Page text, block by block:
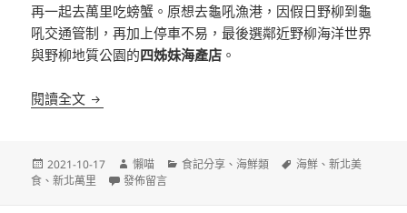
再一起去萬里吃螃蟹。原想去龜吼漁港，因假日野柳到龜
吼交通管制，再加上停車不易，最後選鄰近野柳海洋世界
與野柳地質公園的四姊妹海產店 。
閱讀全文 [新北萬里]四姊妹海產店 野柳海洋世界對面 萬里蟹
發
佈
2021-10-17
作
者
懶喵
分
食記分享 、海鮮類
標
海鮮 、新北美
食 、新北萬里 在〈[新北萬里]四姊妹海產店 野柳海洋世界對面 萬里蟹套
發佈留言